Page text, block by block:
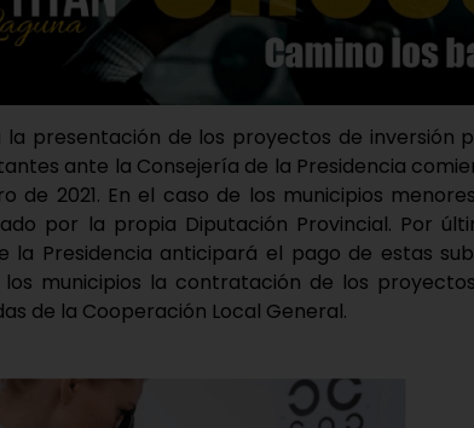
la presentación de los proyectos de inversión
ante la Consejería de la Presidencia
de 2021. En el caso de los municipios
por la propia Diputación Provincial. Por
la Presidencia anticipará el pago de estas
municipios la contratación de los
de la Cooperación Local General.